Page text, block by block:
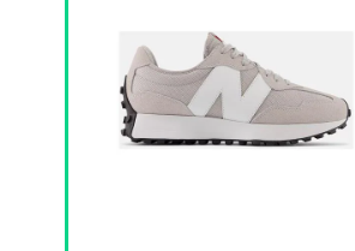
Tv e Home Cinema
Smart home